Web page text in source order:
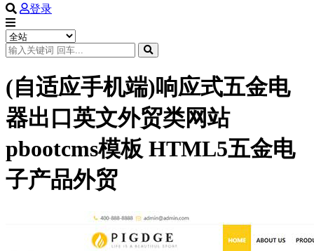
登录
(自适应手机端)响应式五金电
器出口英文外贸类网站
pbootcms模板 HTML5五金电
子产品外贸